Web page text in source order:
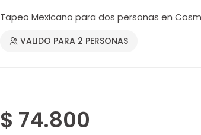
Tapeo Mexicano para dos personas en
VALIDO PARA 2 PERSONAS
$ 74.800